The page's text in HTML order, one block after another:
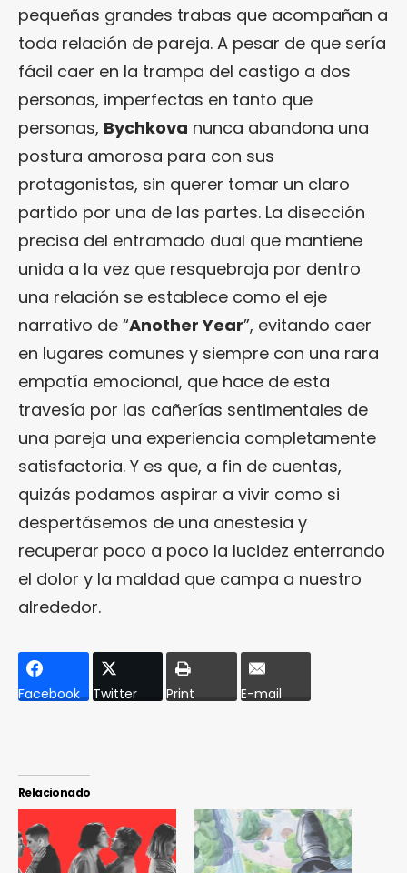
pequeñas grandes trabas que acompañan a
toda relación de pareja. A pesar de que sería
fácil caer en la trampa del castigo a dos
personas, imperfectas en tanto que
personas, Bychkova nunca abandona una
postura amorosa para con sus
protagonistas, sin querer tomar un claro
partido por una de las partes. La disección
precisa del entramado dual que mantiene
unida a la vez que resquebraja por dentro
una relación se establece como el eje
narrativo de “Another Year”, evitando caer
en lugares comunes y siempre con una rara
empatía emocional, que hace de esta
travesía por las cañerías sentimentales de
una pareja una experiencia completamente
satisfactoria. Y es que, a fin de cuentas,
quizás podamos aspirar a vivir como si
despertásemos de una anestesia y
recuperar poco a poco la lucidez enterrando
el dolor y la maldad que campa a nuestro
alrededor.
Facebook Twitter Print E-mail
Relacionado